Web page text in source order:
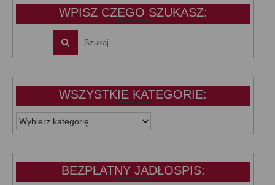
WPISZ CZEGO SZUKASZ:
WSZYSTKIE KATEGORIE:
WSZYSTKIE
KATEGORIE:
BEZPŁATNY JADŁOSPIS: